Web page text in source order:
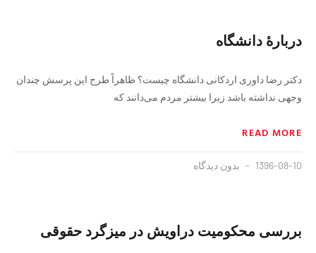
دربارهٔ دانشگاه
دکتر ‌رضا داوری اردکانی دانشگاه چیست؟ ظاهراً طرح این پرسش چندان
وجهی نداشته باشد زیرا بیشتر مردم می‌دانند که
READ MORE
1396-08-10 بدون دیدگاه
بررسی محکومیت دراویش در میزگرد حقوقی